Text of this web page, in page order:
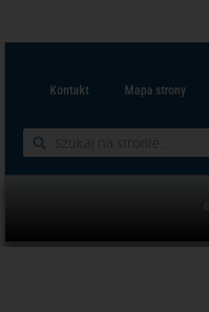
Kontakt Mapa strony